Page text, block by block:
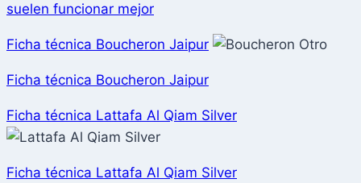
suelen funcionar mejor
Ficha técnica Boucheron Jaipur
Ficha técnica Boucheron Jaipur
Ficha técnica Lattafa Al Qiam Silver
Ficha técnica Lattafa Al Qiam Silver